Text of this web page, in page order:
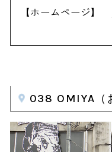
【ホームページ】
038 OMIYA（